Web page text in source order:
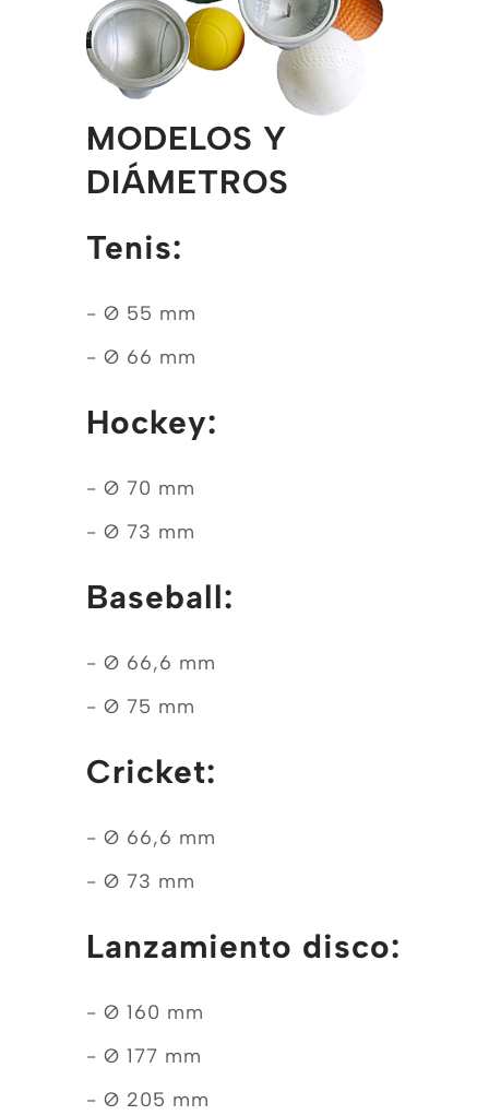
MODELOS Y
DIÁMETROS
Tenis:
- Ø 55 mm
- Ø 66 mm
Hockey:
- Ø 70 mm
- Ø 73 mm
Baseball:
- Ø 66,6 mm
- Ø 75 mm
Cricket:
- Ø 66,6 mm
- Ø 73 mm
Lanzamiento disco:
- Ø 160 mm
- Ø 177 mm
- Ø 205 mm